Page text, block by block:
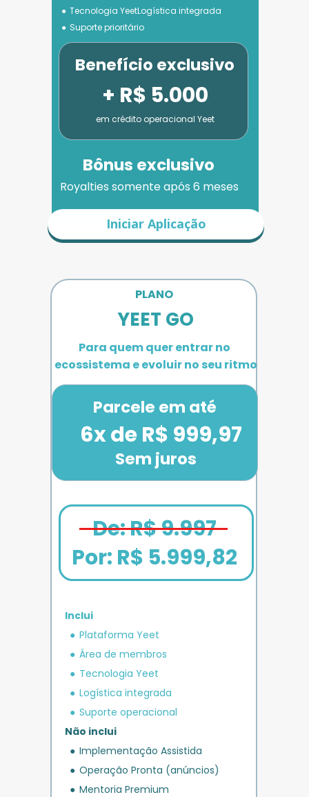
PLANO
PLANO
IMPULSO
YEET GO
Para quem quer entrar no
ecossistema e evoluir no seu ritmo
Parcele em até
Parcele em até
12x de R$ 1.666,67
Sem juros
Inclui
Plataforma Yeet
Área de membros
Tecnologia Yeet
Logística integrada
Suporte operacional
Não inclui
Implementação Assistida
Operação Pronta (anúncios)
Mentoria Premium
Tecnologia YeetLogística integrada
Suporte prioritário
Bônus exclusivo
+ R$ 5.000
Yeet
Benefício exclusivo
Iniciar Aplicação
Bônus exclusivo
+ R$ 5.000
em crédito operacional Yeet
Benefício exclusivo
Royalties somente após 6 meses
6x de R$ 999,97
De: R$ 9.997
Por: R$ 5.999,82